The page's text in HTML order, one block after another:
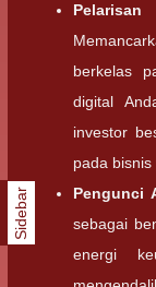
berkelas
digital
investor
pada bisnis
Pengunci
sebagai
energi
Sidebar